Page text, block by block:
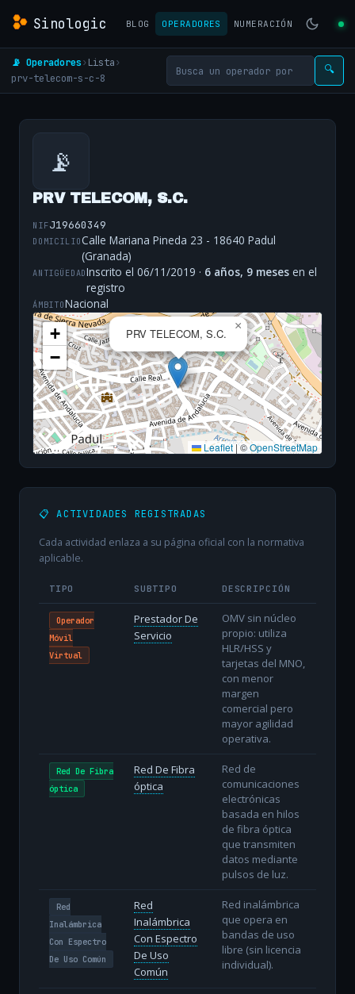
Sinologic BLOG OPERADORES NUMERACIÓN
📡 Operadores› Lista›
prv-telecom-s-c-8
🔍
📡
PRV TELECOM, S.C.
NIFJ19660349
DOMICILIOCalle Mariana Pineda 23 - 18640 Padul
(Granada)
ANTIGÜEDADInscrito el 06/11/2019 · 6 años, 9 meses en el
registro
ÁMBITONacional
PRV TELECOM, S.C.
×
+
−
Leaflet|©OpenStreetMap
📋 ACTIVIDADES REGISTRADAS
Cada actividad enlaza a su página oficial con la normativa
aplicable.
TIPO SUBTIPO DESCRIPCIÓN
Operador
Móvil
Virtual
Prestador De
Servicio
OMV sin núcleo
propio: utiliza
HLR/HSS y
tarjetas del MNO,
con menor
margen
comercial pero
mayor agilidad
operativa.
Red De Fibra
óptica
Red De Fibra
óptica
Red de
comunicaciones
electrónicas
basada en hilos
de fibra óptica
que transmiten
datos mediante
pulsos de luz.
Red
Inalámbrica
Con Espectro
De Uso Común
Red
Inalámbrica
Con Espectro
De Uso
Común
Red inalámbrica
que opera en
bandas de uso
libre (sin licencia
individual).